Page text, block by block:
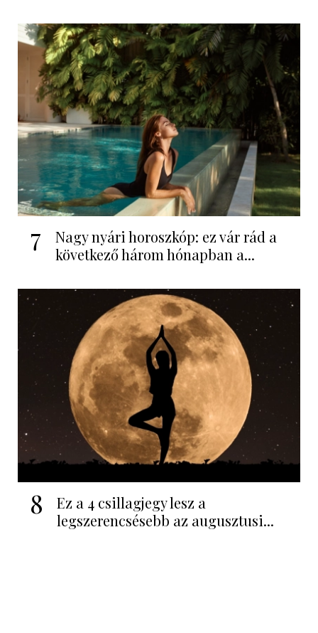
7
Nagy nyári horoszkóp: ez vár rád a
következő három hónapban a...
8
Ez a 4 csillagjegy lesz a
legszerencsésebb az augusztusi...